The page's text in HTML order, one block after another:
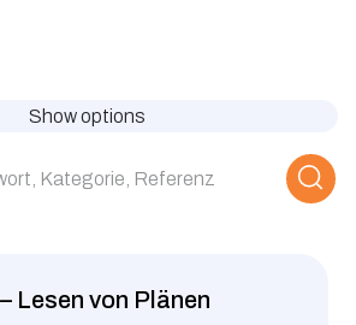
Show options
Lesen von Plänen